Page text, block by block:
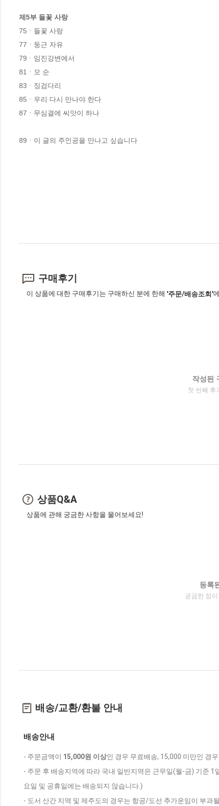
제5부 들꽃 사랑
75ㆍ들꽃 사랑
77ㆍ둥근 자유
79ㆍ임진강변에서
81ㆍ모 순
83ㆍ징검다리
85ㆍ우리 다시 만나야 한다
87ㆍ무심결에 씨앗이 하나
89ㆍ이 글의 주인공을 만나고 싶습니다
구매후기
이 상품에 대한 구매후기는 구매하신 분에 한해 '주문/배송조회'
작성된
첫 번째 후
상품Q&A
상품에 관해 궁금한 사항을 물어보세요!
등록
궁금한 점
배송/교환/환불 안내
배송안내
- 주문금액이 15,000원 이상인 경우 무료배송, 15,000 미만인 경
- 주문 후 배송지역에 따라 국내 일반지역은 근무일(월-금) 기준
요일 및 공휴일에는 배송되지 않습니다.)
- 도서 산간 지역 및 제주도의 경우는 항공/도선 추가운임이 부과